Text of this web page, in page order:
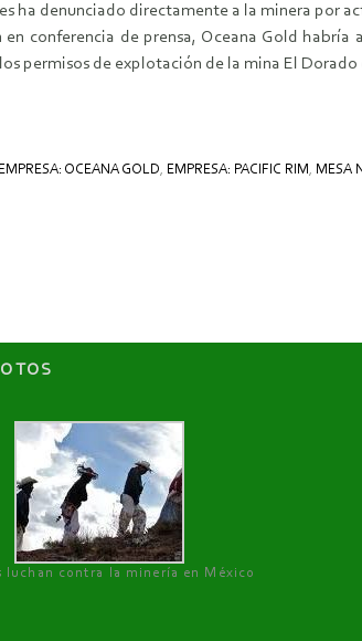
ha denunciado directamente a la minera por
en conferencia de prensa, Oceana Gold
permisos de explotación de la mina El Dorado
EMPRESA: OCEANA GOLD, EMPRESA: PACIFIC RIM , MESA
luchan contra la minería en México